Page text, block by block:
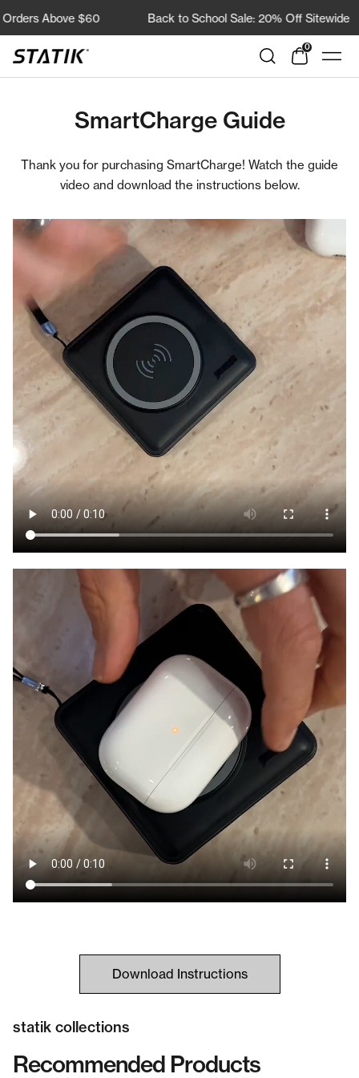
Inhalt
Above $60 Back to School Sale: 20% Off Sitewide
Shop
Statik
0
SmartCharge Guide
Thank you for purchasing SmartCharge! Watch the guide
video and download the instructions below.
Download Instructions
statik collections
Recommended Products